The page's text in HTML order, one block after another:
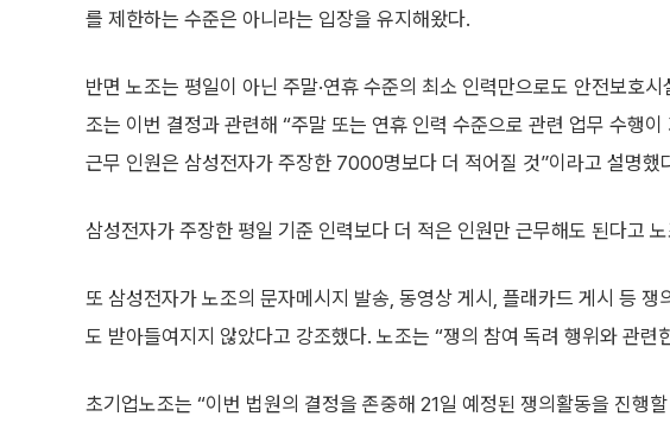
를 제한하는 수준은 아니라는 입장을 유지해왔다.
반면 노조는 평일이 아닌 주말·연휴 수준의 최소 인력만으로도 안전보호
조는 이번 결정과 관련해 “주말 또는 연휴 인력 수준으로 관련 업무 수행이
근무 인원은 삼성전자가 주장한 7000명보다 더 적어질 것”이라고 설명했
삼성전자가 주장한 평일 기준 인력보다 더 적은 인원만 근무해도 된다고
또 삼성전자가 노조의 문자메시지 발송, 동영상 게시, 플래카드 게시 등
도 받아들여지지 않았다고 강조했다. 노조는 “쟁의 참여 독려 행위와 관련
초기업노조는 “이번 법원의 결정을 존중해 21일 예정된 쟁의활동을 진행